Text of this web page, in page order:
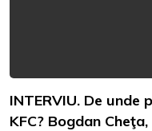
INTERVIU. De
KFC? Bogdan